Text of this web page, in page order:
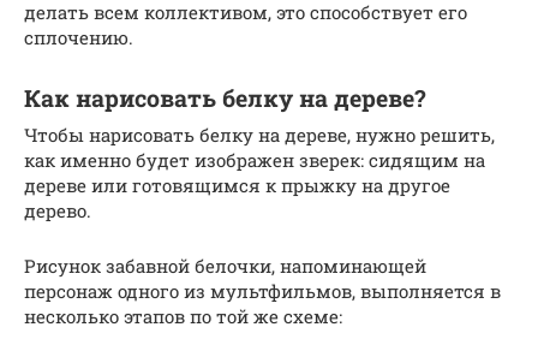
делать всем коллективом, это способствует его
сплочению.
Как нарисовать белку на дереве?
Чтобы нарисовать белку на дереве, нужно решить,
как именно будет изображен зверек: сидящим на
дереве или готовящимся к прыжку на другое
дерево.
Рисунок забавной белочки, напоминающей
персонаж одного из мультфильмов, выполняется в
несколько этапов по той же схеме: